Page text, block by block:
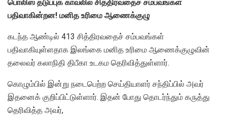
பொலிஸ் தடுப்புக் காவலில் சித்திரவதைச் சம்பவங்கள்
பதிவாகின்றன! மனித உரிமை ஆணைக்குழு
கடந்த ஆண்டில் 413 சித்திரவதைச் சம்பவங்கள்
பதிவாகியுள்ளதாக இலங்கை மனித உரிமை ஆணைக்குழுவின்
தலைவர் கலாநிதி திபீகா உடகம தெரிவித்துள்ளார்.
கொழும்பில் இன்று நடைபெற்ற செய்தியாளர் சந்திப்பில் அவர்
இதனைக் குறிப்பிட்டுள்ளார். இதன் போது தொடர்ந்தும் கருத்து
தெரிவித்த அவர்,